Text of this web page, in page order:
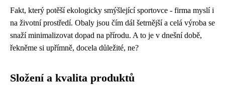
Fakt, který potěší ekologicky smýšlející sportovce - firma myslí i
na životní prostředí. Obaly jsou čím dál šetrnější a celá výroba se
snaží minimalizovat dopad na přírodu. A to je v dnešní době,
řekněme si upřímně, docela důležité, ne?
Složení a kvalita produktů